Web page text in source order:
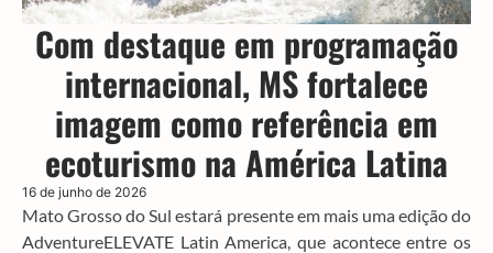
Com destaque em programação
internacional, MS fortalece
imagem como referência em
ecoturismo na América Latina
16 de junho de 2026
Mato Grosso do Sul estará presente em mais uma edição do
AdventureELEVATE Latin America, que acontece entre os